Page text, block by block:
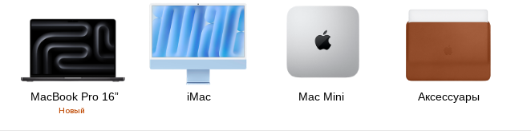
Аксессуары
Mac Mini
iMac
MacBook Pro 16”
Новый